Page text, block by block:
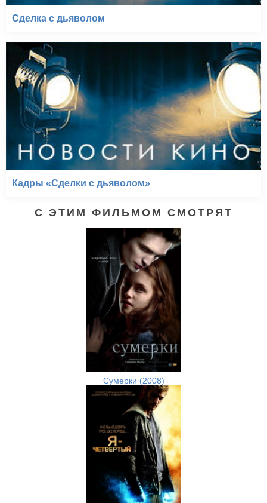
Сделка с дьяволом
Кадры «Сделки с дьяволом»
С ЭТИМ ФИЛЬМОМ СМОТРЯТ
Сумерки (2008)